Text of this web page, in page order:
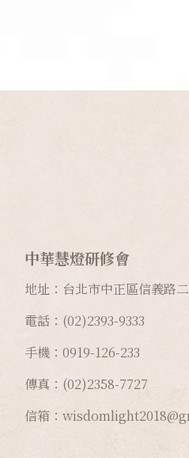
中華慧燈研修會
地址：台北市中正區信義路
電話：(02)2393-9333
手機：0919-126-233
傳真：(02)2358-7727
信箱：